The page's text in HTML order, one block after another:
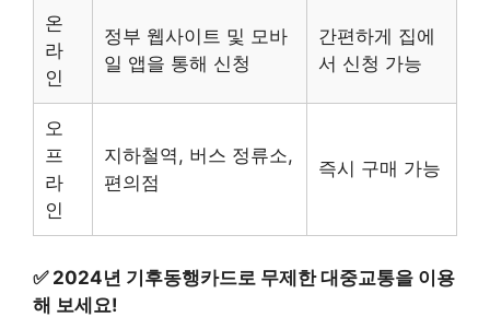
온
라
인
정부 웹사이트 및 모바
일 앱을 통해 신청
간편하게 집에
서 신청 가능
오
프
라
인
지하철역, 버스 정류소,
편의점
즉시 구매 가능
✅ 2024년 기후동행카드로 무제한 대중교통을 이용
해 보세요!